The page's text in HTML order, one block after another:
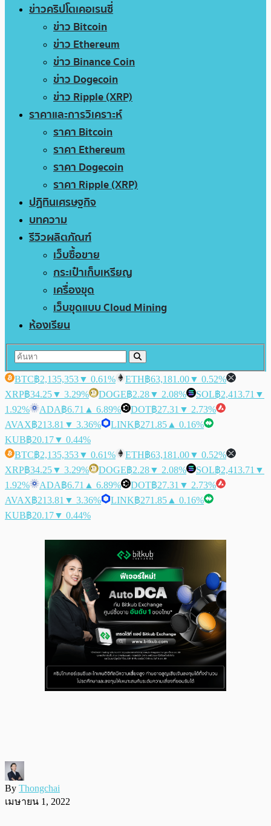
ข่าวคริปโตเคอเรนซี่
ข่าว Bitcoin
ข่าว Ethereum
ข่าว Binance Coin
ข่าว Dogecoin
ข่าว Ripple (XRP)
ราคาและการวิเคราะห์
ราคา Bitcoin
ราคา Ethereum
ราคา Dogecoin
ราคา Ripple (XRP)
ปฏิทินเศรษฐกิจ
บทความ
รีวิวผลิตภัณฑ์
เว็บซื้อขาย
กระเป๋าเก็บเหรียญ
เครื่องขุด
เว็บขุดแบบ Cloud Mining
ห้องเรียน
BTC฿2,135,353▼ 0.61% ETH฿63,181.00▼ 0.52%
XRP฿34.25▼ 3.29% DOGE฿2.28▼ 2.08% SOL฿2,413.71 ▼
1.92%
ADA฿6.71 ▲ 6.89% DOT฿27.31 ▼ 2.73%
AVAX฿213.81 ▼ 3.36% LINK฿271.85 ▲ 0.16%
KUB฿20.17▼ 0.44%
BTC฿2,135,353▼ 0.61% ETH฿63,181.00▼ 0.52%
XRP฿34.25▼ 3.29% DOGE฿2.28▼ 2.08% SOL฿2,413.71 ▼
1.92%
ADA฿6.71 ▲ 6.89% DOT฿27.31 ▼ 2.73%
AVAX฿213.81 ▼ 3.36% LINK฿271.85 ▲ 0.16%
KUB฿20.17▼ 0.44%
By Thongchai
เมษายน 1, 2022